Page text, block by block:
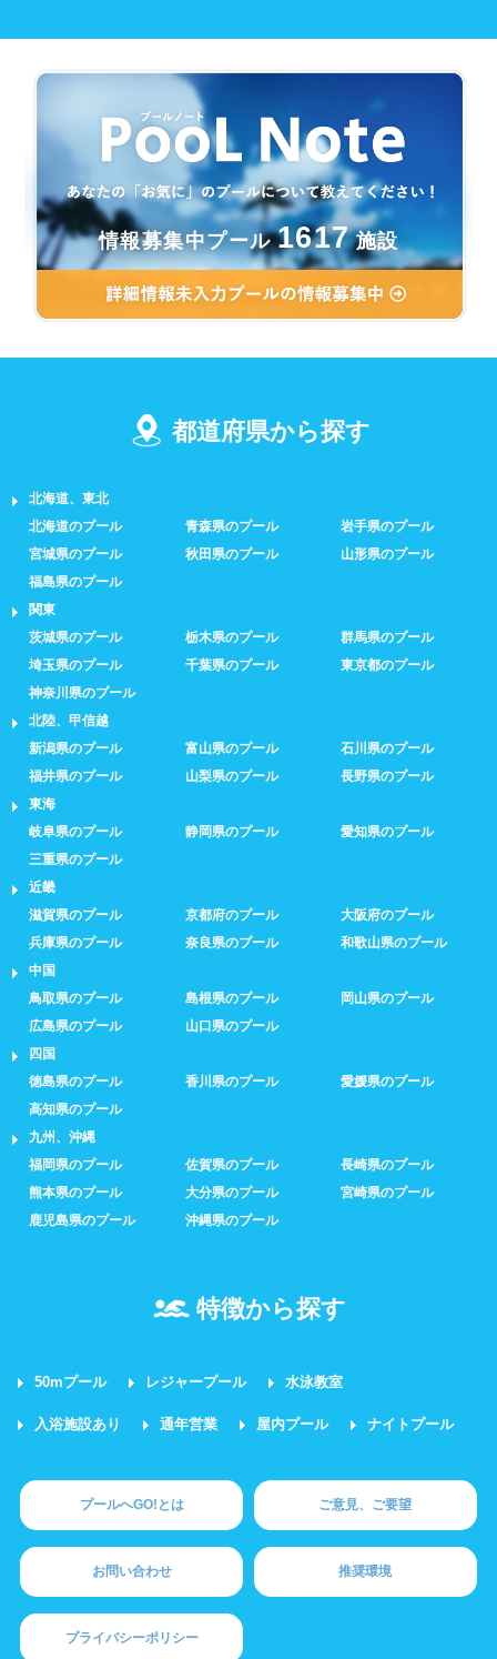
情報募集中プール 1617 施設
都道府県から探す
北海道、東北
北海道のプール
青森県のプール
岩手県のプール
宮城県のプール
秋田県のプール
山形県のプール
福島県のプール
関東
茨城県のプール
栃木県のプール
群馬県のプール
埼玉県のプール
千葉県のプール
東京都のプール
神奈川県のプール
北陸、甲信越
新潟県のプール
富山県のプール
石川県のプール
福井県のプール
山梨県のプール
長野県のプール
東海
岐阜県のプール
静岡県のプール
愛知県のプール
三重県のプール
近畿
滋賀県のプール
京都府のプール
大阪府のプール
兵庫県のプール
奈良県のプール
和歌山県のプール
中国
鳥取県のプール
島根県のプール
岡山県のプール
広島県のプール
山口県のプール
四国
徳島県のプール
香川県のプール
愛媛県のプール
高知県のプール
九州、沖縄
福岡県のプール
佐賀県のプール
長崎県のプール
熊本県のプール
大分県のプール
宮崎県のプール
鹿児島県のプール
沖縄県のプール
特徴から探す
50mプール レジャープール 水泳教室
入浴施設あり 通年営業 屋内プール ナイトプール
プールへGO!とは ご意見、ご要望
お問い合わせ 推奨環境
プライバシーポリシー